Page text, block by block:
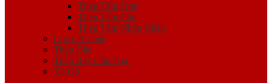
Thép Tấm Trơn
Thép Tấm Gân
Thép Tấm Nhập Khẩu
Cọc Cừ Thép
Thép Đặc
Thép Ray Cầu Trục
Xà Gồ